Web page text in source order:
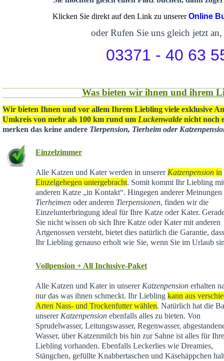
Klicken Sie direkt auf den Link zu unsererOnline
oder Rufen Sie uns gleich jetzt an,
03371 - 40 63
Was bieten wir ihnen und ihrem
Wir bieten Ihnen und vor allem Ihrem Liebling viele exklusive
Umkreis von mehr als 100 km rund um Luckenwalde nicht noch
merken das keine andere Tierpension, Tierheim oder
Einzelzimmer
Alle Katzen und Kater werden in unserer Katzenpensionin
Einzelgehegen untergebracht. Somit kommt Ihr Liebling
anderen Katze „in Kontakt“. Hingegen anderer Meinungen
Tierheimenoder anderen Tierpensionen, finden wir die
Einzelunterbringung ideal für Ihre Katze oder Kater.
Sie nicht wissen ob sich Ihre Katze oder Kater mit anderen
Artgenossen versteht, bietet dies natürlich die Garantie,
Ihr Liebling genauso erholt wie Sie, wenn Sie im Urlaub
Vollpension + All Inclusive-Paket
Alle Katzen und Kater in unserer Katzenpensionerhalten
nur das was ihnen schmeckt. Ihr Liebling kann aus
Arten Nass- und Trockenfutter wählen. Natürlich hat die
unserer Katzenpensionebenfalls alles zu bieten. Von
Sprudelwasser, Leitungswasser, Regenwasser,
Wasser, über Katzenmilch bis hin zur Sahne ist alles für
Liebling vorhanden. Ebenfalls Leckerlies wie Dreamies,
Stängchen, gefüllte Knabbertaschen und Käsehäppchen